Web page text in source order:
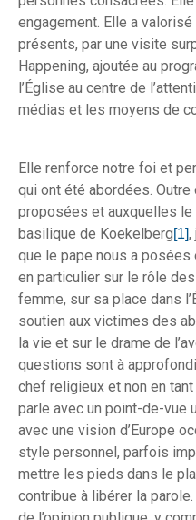
engagement. Elle a
présents, par une visite
Happening, ajoutée au
l’Église au centre de
médias et les moyens de
Elle renforce notre foi et
qui ont été abordées.
proposées et auxquelles le
basilique de Koekelberg[1],
que le pape nous a posées
en particulier sur le rôle
femme, sur sa place dans
soutien aux victimes des
la vie et sur le drame de
questions sont à
chef religieux et non en
parle avec un point-de-vue
avec une vision d’Europe
style personnel, parfois
mettre les pieds dans le
contribue à libérer la